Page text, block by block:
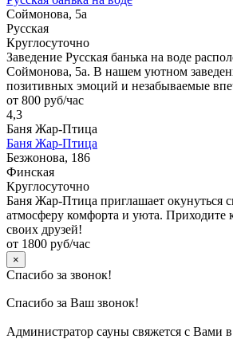
Соймонова, 5а
Русская
Круглосуточно
Заведение Русская банька на воде
Соймонова, 5а. В нашем уютном
позитивных эмоций и незабываемые
от 800 руб/час
4,3
Баня Жар-Птица
Баня Жар-Птица
Безжонова, 186
Финская
Круглосуточно
Баня Жар-Птица приглашает окунуться
атмосферу комфорта и уюта. Приходите
своих друзей!
от 1800 руб/час
×
Спасибо за звонок!
Спасибо за Ваш звонок!
Администратор сауны свяжется с Вами